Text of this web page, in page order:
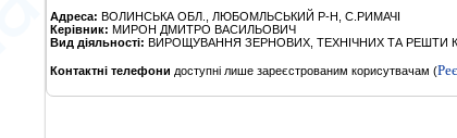
Адреса: ВОЛИНСЬКА ОБЛ., ЛЮБОМЛЬСЬКИЙ Р-Н, С.РИМАЧI
Керівник: МИРОН ДМИТРО ВАСИЛЬОВИЧ
Вид діяльності: ВИРОЩУВАННЯ ЗЕРНОВИХ, ТЕХНІЧНИХ ТА РЕШТИ
Контактні телефони доступні лише зареєстрованим корисутвачам (